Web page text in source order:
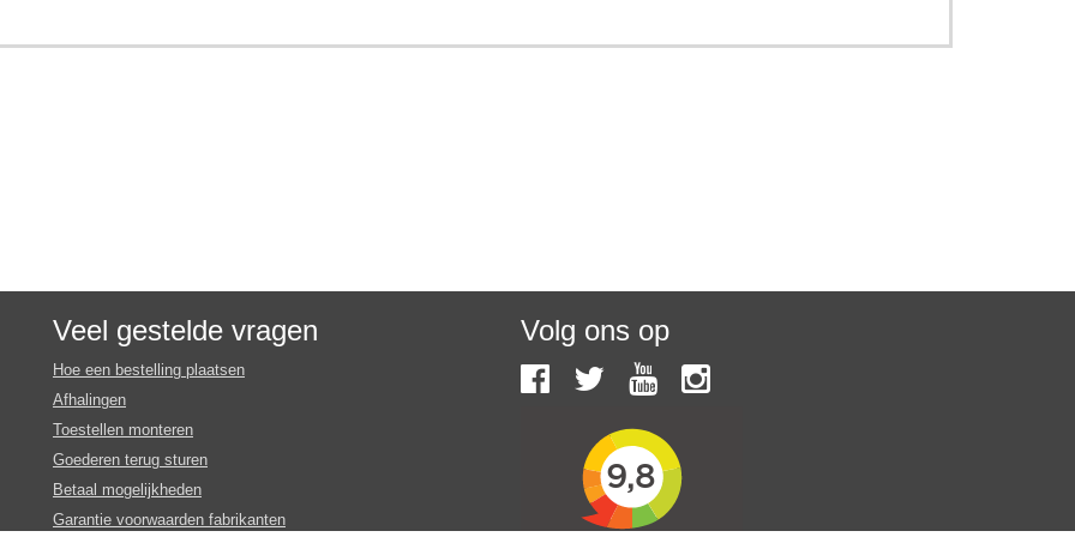
Veel gestelde vragen
Hoe een bestelling plaatsen
Afhalingen
Toestellen monteren
Goederen terug sturen
Betaal mogelijkheden
Garantie voorwaarden fabrikanten
Volg ons op